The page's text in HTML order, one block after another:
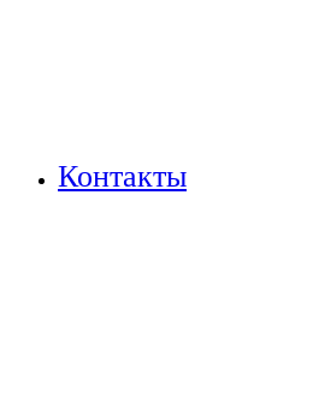
Контакты